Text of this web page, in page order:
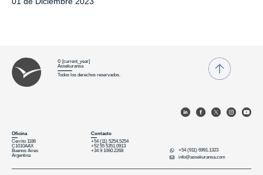
© [current_year]
Assekuransa
Todos los derechos reservados.
Oﬁcina
Cerrito 1186
C1010AAX
Buenos Aires
Argentina
Contacto
+54 (11) 5254.5254
+52 55 5351.0913
+34 9 1060.2268
+54 (911) 6991.1323
info@assekuransa.com